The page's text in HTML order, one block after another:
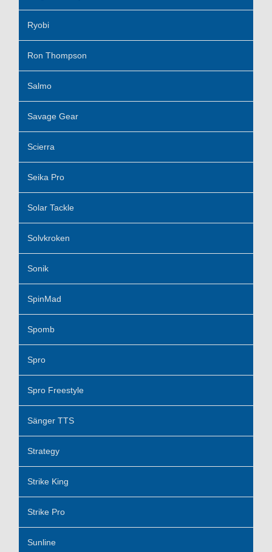
Ryobi
Ron Thompson
Salmo
Savage Gear
Scierra
Seika Pro
Solar Tackle
Solvkroken
Sonik
SpinMad
Spomb
Spro
Spro Freestyle
Sänger TTS
Strategy
Strike King
Strike Pro
Sunline